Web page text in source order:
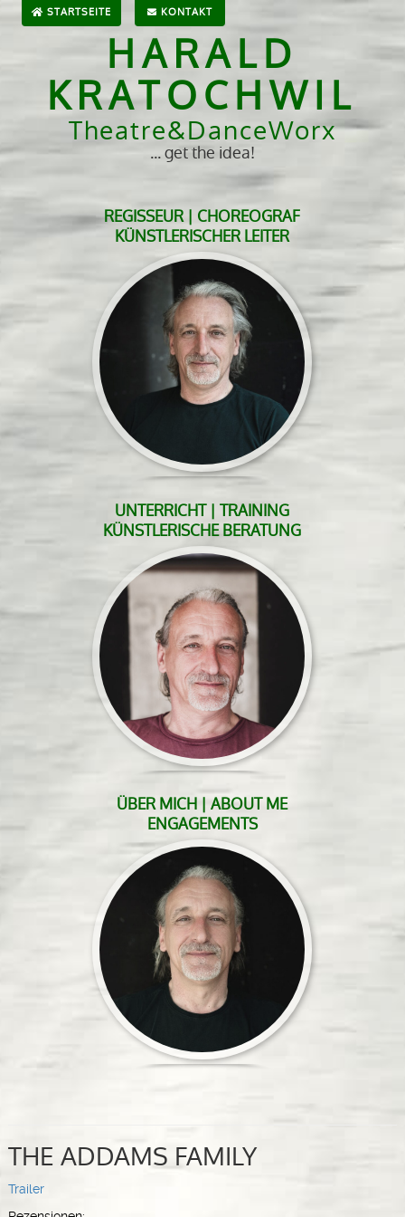
STARTSEITE KONTAKT
HARALD
KRATOCHWIL
Theatre&DanceWorx
... get the idea!
REGISSEUR | CHOREOGRAF
KÜNSTLERISCHER LEITER
UNTERRICHT | TRAINING
KÜNSTLERISCHE BERATUNG
ÜBER MICH | ABOUT ME
ENGAGEMENTS
THE ADDAMS FAMILY
Trailer